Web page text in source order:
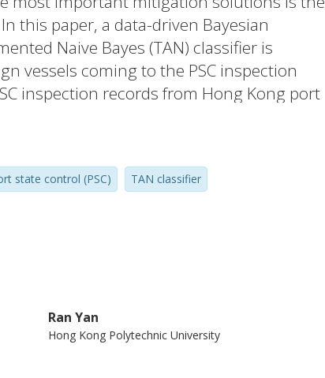
this paper, a data-driven Bayesian
Naive Bayes (TAN) classifier is
vessels coming to the PSC inspection
inspection records from Hong Kong port
quantitative parts of the TAN classifier.
by another 50 PSC inspection records
that, compared with the Ship Risk Profile
in practice, the TAN classifier
on average. The proposed classifier can
substandard ships as well as to
state control (PSC) TAN classifier
Ran Yan
Hong Kong Polytechnic University